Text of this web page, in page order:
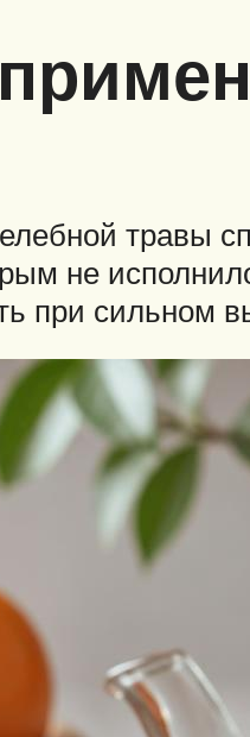
травы
не
при сильном